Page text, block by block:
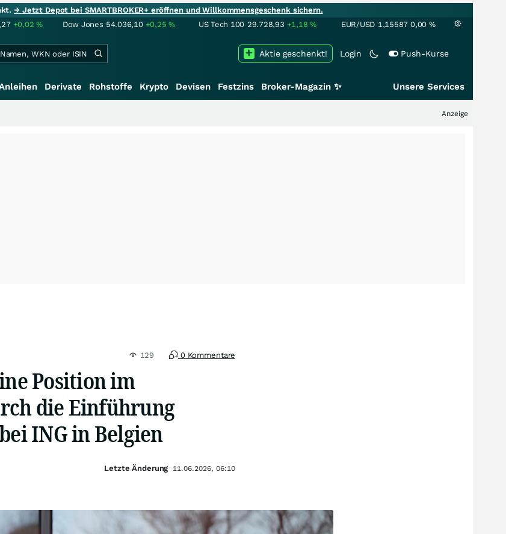
→ Jetzt Depot bei SMARTBROKER+ eröffnen und Willkommensgeschenk sichern.
+0,02% Dow Jones 54.036,10 +0,25% US Tech 100 29.728,93 +1,18% EUR/USD 1,15587 0,00 %
Login Push-Kurse
Aktie geschenkt!
Derivate Rohstoffe Krypto Devisen Festzins Broker-Magazin ✨ Unsere Services
Anzeige
129 0 Kommentare
Position im
die Einführung
ING in Belgien
Letzte Änderung 11.06.2026, 06:10